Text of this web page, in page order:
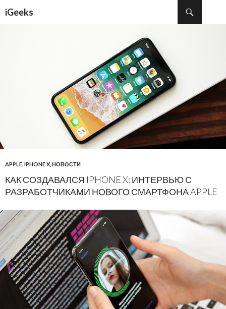
iGeeks
APPLE IPHONE X НОВОСТИ
КАК СОЗДАВАЛСЯ IPHONE X: ИНТЕРВЬЮ С
РАЗРАБОТЧИКАМИ НОВОГО СМАРТФОНА APPLE